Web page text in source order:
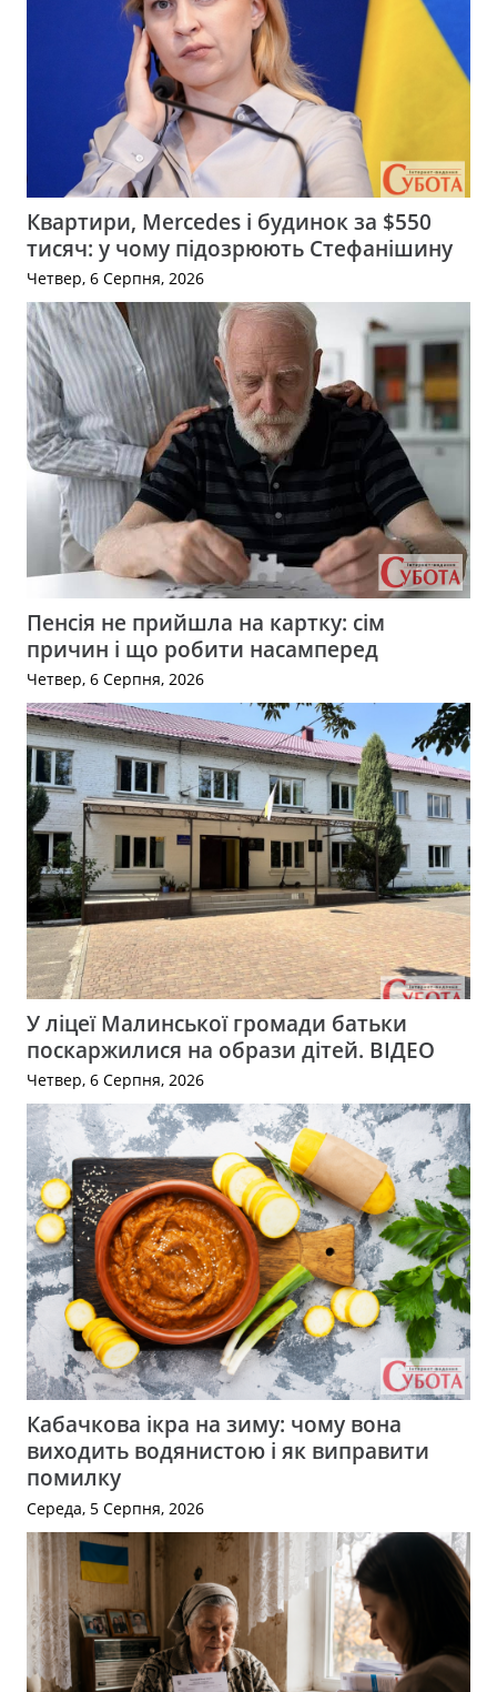
Квартири, Mercedes і будинок за $550
тисяч: у чому підозрюють Стефанішину
Четвер, 6 Серпня, 2026
Пенсія не прийшла на картку: сім
причин і що робити насамперед
Четвер, 6 Серпня, 2026
У ліцеї Малинської громади батьки
поскаржилися на образи дітей. ВІДЕО
Четвер, 6 Серпня, 2026
Кабачкова ікра на зиму: чому вона
виходить водянистою і як виправити
помилку
Середа, 5 Серпня, 2026